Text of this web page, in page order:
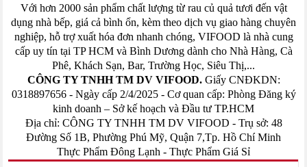
Với hơn 2000 sản phẩm chất lượng từ rau củ quả tươi đến vật
dụng nhà bếp, giá cả bình ổn, kèm theo dịch vụ giao hàng chuyên
nghiệp, hỗ trợ xuất hóa đơn nhanh chóng, VIFOOD là nhà cung
cấp uy tín tại TP HCM và Bình Dương dành cho Nhà Hàng, Cà
Phê, Khách Sạn, Bar, Trường Học, Siêu Thị,...
CÔNG TY TNHH TM DV VIFOOD.Giấy CNĐKDN:
0318897656 - Ngày cấp 2/4/2025 - Cơ quan cấp: Phòng Đăng ký
kinh doanh – Sở kế hoạch và Đầu tư TP.HCM
Địa chỉ: CÔNG TY TNHH TM DV VIFOOD - Trụ sở: 48
Đường Số 1B, Phường Phú Mỹ, Quận 7,Tp. Hồ Chí Minh
Thực Phẩm Đông Lạnh - Thực Phẩm Giá Sỉ